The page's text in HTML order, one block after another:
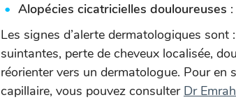
Alopécies cicatricielles douloureuses
Les signes d’alerte dermatologiques sont
suintantes, perte de cheveux localisée,
réorienter vers un dermatologue. Pour
capillaire, vous pouvez consulter Dr